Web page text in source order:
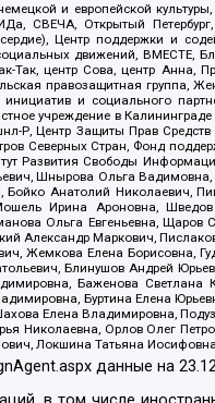
и европейской
Открытый Петербург,
Центр поддержки и
движений,
Так, центр Сова, центр
правозащитная группа,
и социального
учреждение в Калининграде
Р, Центр Защиты Прав
Северных Стран, Фонд
Развития Свободы
Шнырова Ольга Вадимовна,
Анатолий Николаевич,
Ирина Ароновна,
Ольга Евгеньевна,
Александр Маркович,
Жемкова Елена Борисовна,
Блинушов Андрей
Баженова Светлана
Буртина Елена
Елена Владимировна,
Николаевна, Орлов Олег
Локшина Татьяна
данные на